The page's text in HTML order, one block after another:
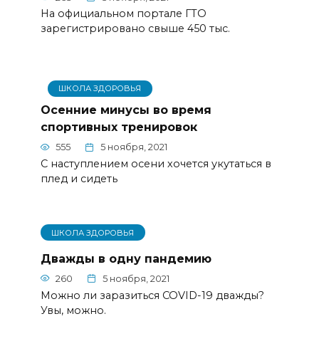
На официальном портале ГТО
зарегистрировано свыше 450 тыс.
ШКОЛА ЗДОРОВЬЯ
Осенние минусы во время
спортивных тренировок
555 5 ноября, 2021
С наступлением осени хочется укутаться в
плед и сидеть
ШКОЛА ЗДОРОВЬЯ
Дважды в одну пандемию
260 5 ноября, 2021
Можно ли заразиться COVID-19 дважды?
Увы, можно.